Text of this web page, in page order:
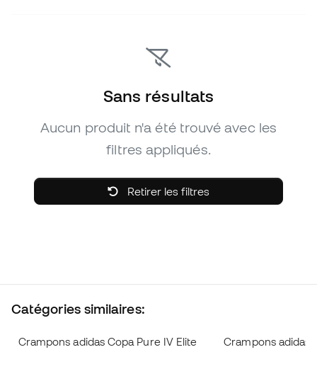
Sans résultats
Aucun produit n'a été trouvé avec les
filtres appliqués.
Retirer les filtres
Catégories similaires:
Crampons adidas Copa Pure IV Elite Crampons adidas